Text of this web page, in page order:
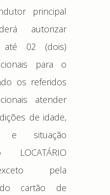
principal
autorizar
até 02 (dois)
para o
os referidos
atender
de idade,
e situação
pela
do cartão de